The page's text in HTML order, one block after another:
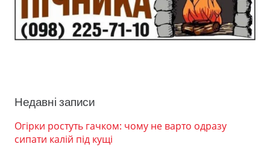
Недавні записи
Огірки ростуть гачком: чому не варто одразу
сипати калій під кущі